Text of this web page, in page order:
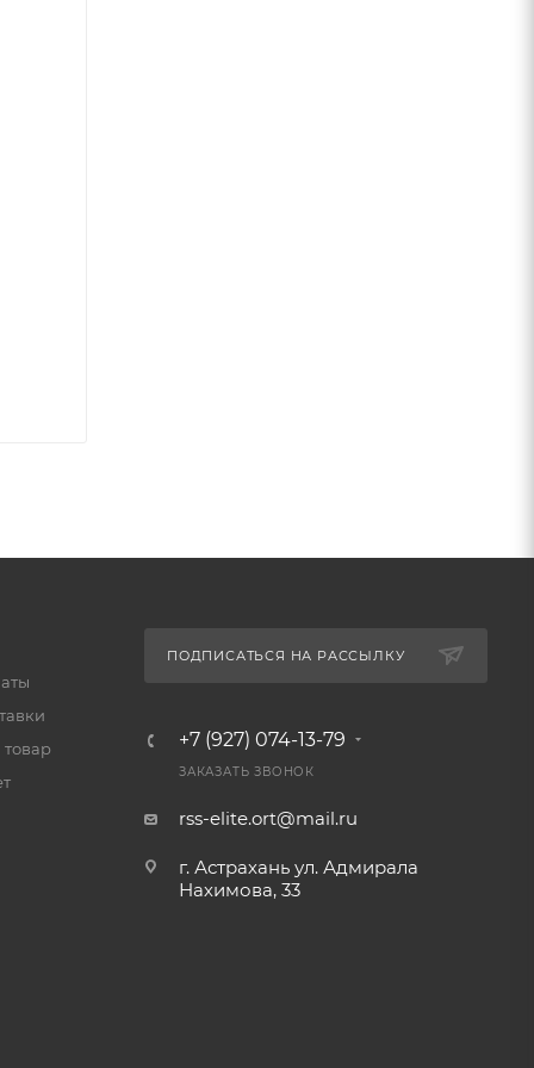
ПОДПИСАТЬСЯ НА РАССЫЛКУ
+7 (927) 074-13-79
ЗАКАЗАТЬ ЗВОНОК
rss-elite.ort@mail.ru
г. Астрахань ул. Адмирала
Нахимова, 33